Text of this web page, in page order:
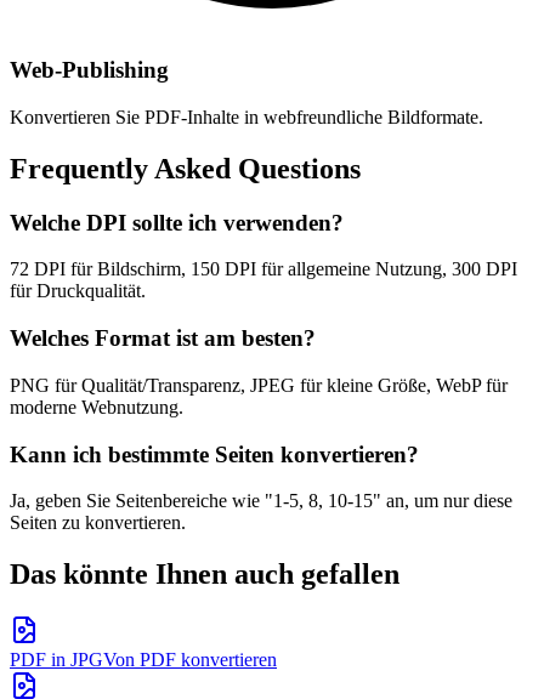
Web-Publishing
Konvertieren Sie PDF-Inhalte in webfreundliche Bildformate.
Frequently Asked Questions
Welche DPI sollte ich verwenden?
72 DPI für Bildschirm, 150 DPI für allgemeine Nutzung, 300 DPI
für Druckqualität.
Welches Format ist am besten?
PNG für Qualität/Transparenz, JPEG für kleine Größe, WebP für
moderne Webnutzung.
Kann ich bestimmte Seiten konvertieren?
Ja, geben Sie Seitenbereiche wie "1-5, 8, 10-15" an, um nur diese
Seiten zu konvertieren.
Das könnte Ihnen auch gefallen
PDF in JPGVon PDF konvertieren